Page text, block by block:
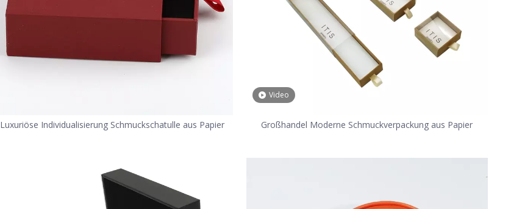
Luxuriöse Individualisierung Schmuckschatulle aus Papier
Video
Großhandel Moderne Schmuckverpackung aus Papier